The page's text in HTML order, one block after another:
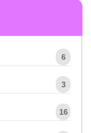
6
3
16